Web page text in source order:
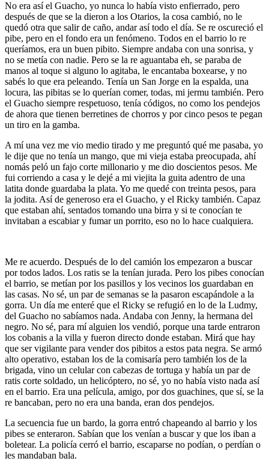
No era así el Guacho, yo nunca lo había visto enfierrado, pero
después de que se la dieron a los Otarios, la cosa cambió, no le
quedó otra que salir de caño, andar así todo el día. Se re oscureció el
pibe, pero en el fondo era un fenómeno. Todos en el barrio lo re
queríamos, era un buen pibito. Siempre andaba con una sonrisa, y
no se metía con nadie. Pero se la re aguantaba eh, se paraba de
manos al toque si alguno lo agitaba, le encantaba boxearse, y no
sabés lo que era peleando. Tenía un San Jorge en la espalda, una
locura, las pibitas se lo querían comer, todas, mi jermu también. Pero
el Guacho siempre respetuoso, tenía códigos, no como los pendejos
de ahora que tienen berretines de chorros y por cinco pesos te pegan
un tiro en la gamba.
A mí una vez me vio medio tirado y me preguntó qué me pasaba, yo
le dije que no tenía un mango, que mi vieja estaba preocupada, ahí
nomás peló un fajo corte millonario y me dio doscientos pesos. Me
fui corriendo a casa y le dejé a mi viejita la guita adentro de una
latita donde guardaba la plata. Yo me quedé con treinta pesos, para
la jodita. Así de generoso era el Guacho, y el Ricky también. Capaz
que estaban ahí, sentados tomando una birra y si te conocían te
invitaban a escabiar y fumar un porrito, eso no lo hace cualquiera.
Me re acuerdo. Después de lo del camión los empezaron a buscar
por todos lados. Los ratis se la tenían jurada. Pero los pibes conocían
el barrio, se metían por los pasillos y los vecinos los guardaban en
las casas. No sé, un par de semanas se la pasaron escapándole a la
gorra. Un día me enteré que el Ricky se refugió en lo de la Ludmy,
del Guacho no sabíamos nada. Andaba con Jenny, la hermana del
negro. No sé, para mí alguien los vendió, porque una tarde entraron
los cobanis a la villa y fueron directo donde estaban. Mirá que hay
que ser vigilante para vender dos pibitos a estos pata negra. Se armó
alto operativo, estaban los de la comisaría pero también los de la
brigada, vino un celular con cabezas de tortuga y había un par de
ratis corte soldado, un helicóptero, no sé, yo no había visto nada así
en el barrio. Era una película, amigo, por dos guachines, que sí, se la
re bancaban, pero no era una banda, eran dos pendejos.
La secuencia fue un bardo, la gorra entró chapeando al barrio y los
pibes se enteraron. Sabían que los venían a buscar y que los iban a
boletear. La policía cerró el barrio, escaparse no podían, o perdían o
les mandaban bala.